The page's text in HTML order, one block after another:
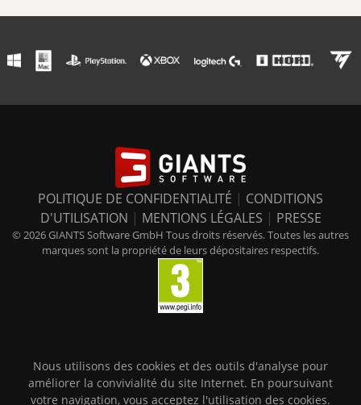
POLITIQUE DE CONFIDENTIALITÉ | CONDITIONS
D'UTILISATION | MENTIONS LÉGALES | PRESSE
© 2026 GIANTS Software GmbH Tous droits réservés. Toutes les autres
marques sont la propriété de leurs dépositaires respectifs.
Nous utilisons des cookies et des outils d'analyse pour
améliorer la convivialité du site Internet. En poursuivant
votre navigation, vous acceptez l'utilisation des cookies.